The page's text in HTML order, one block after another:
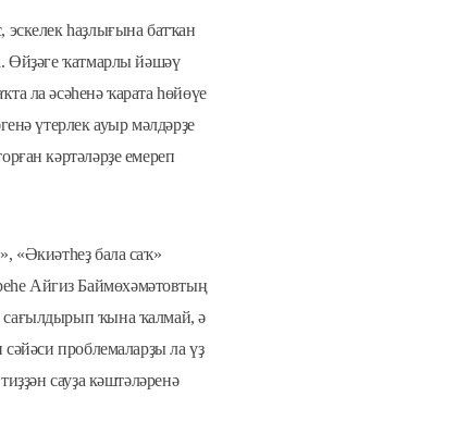
һаҙлығына батҡан
Өйҙәге ҡатмарлы йәшәү
ла әсәһенә ҡарата һөйөүе
үтерлек ауыр мәлдәрҙе
кәртәләрҙе емереп
«Әкиәтһеҙ бала саҡ»
Айгиз Баймөхәмәтовтың
сағылдырып ҡына ҡалмай, ә
проблемаларҙы ла үҙ
сауҙа кәштәләренә